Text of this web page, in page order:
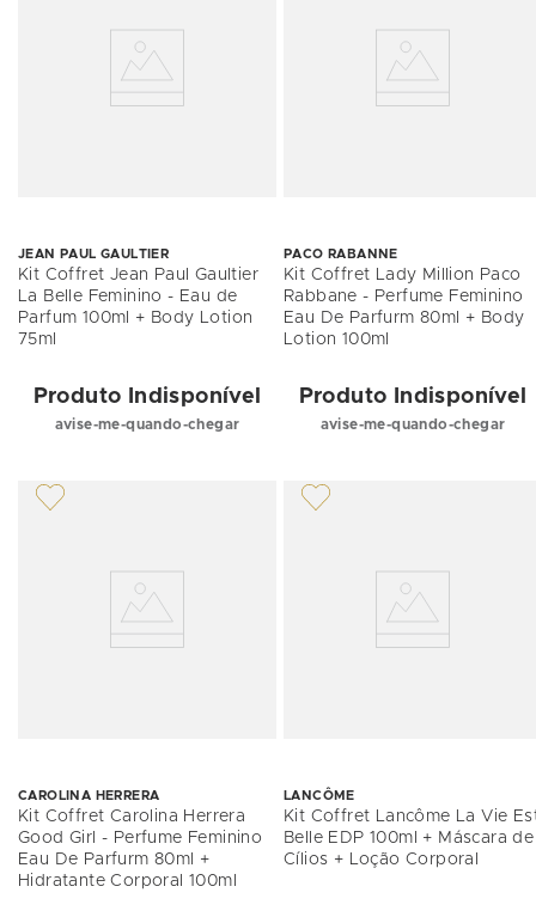
JEAN PAUL GAULTIER
Kit Coffret Jean Paul Gaultier
La Belle Feminino - Eau de
Parfum 100ml + Body Lotion
75ml
Produto Indisponível
avise-me-quando-chegar
PACO RABANNE
Kit Coffret Lady Million Paco
Rabbane - Perfume Feminino
Eau De Parfurm 80ml + Body
Lotion 100ml
Produto Indisponível
avise-me-quando-chegar
CAROLINA HERRERA
Kit Coffret Carolina Herrera
Good Girl - Perfume Feminino
Eau De Parfurm 80ml +
Hidratante Corporal 100ml
LANCÔME
Kit Coffret Lancôme La Vie
Belle EDP 100ml + Máscara de
Cílios + Loção Corporal